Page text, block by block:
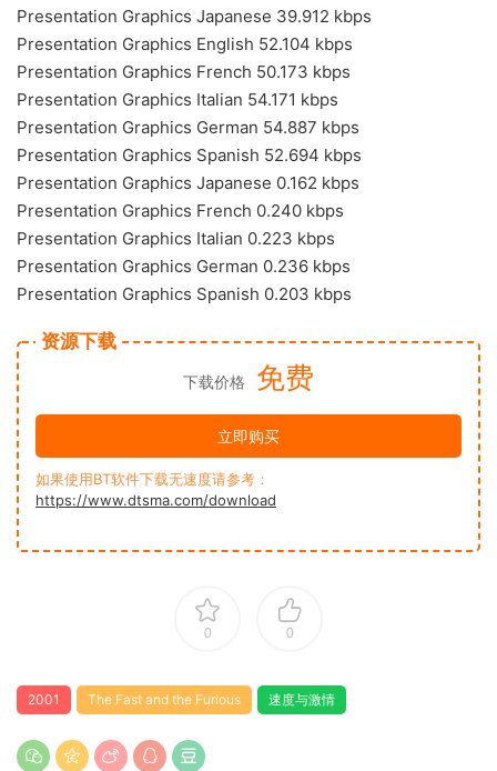
Presentation Graphics Japanese 39.912 kbps
Presentation Graphics English 52.104 kbps
Presentation Graphics French 50.173 kbps
Presentation Graphics Italian 54.171 kbps
Presentation Graphics German 54.887 kbps
Presentation Graphics Spanish 52.694 kbps
Presentation Graphics Japanese 0.162 kbps
Presentation Graphics French 0.240 kbps
Presentation Graphics Italian 0.223 kbps
Presentation Graphics German 0.236 kbps
Presentation Graphics Spanish 0.203 kbps
资源下载
下载价格 免费
立即购买
如果使用BT软件下载无速度请参考：
https://www.dtsma.com/download
0 0
2001 The Fast and the Furious 速度与激情